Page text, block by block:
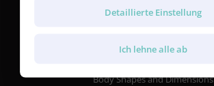
Rainbow Series
Merkmale
Body Shapes and Dimensions
Detaillierte Einstellung
Ich lehne alle ab